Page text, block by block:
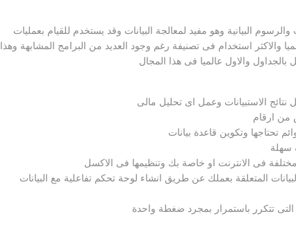
البيانية وهو مفيد لمعالجة البيانات وقد يستخدم للقيام بعمليات
والاكثر استخدام فى تصنيفة رغم وجود العديد من البرامج المشابهة وهذا
بالجداول والاول عالميا فى هذا المجال
الاستبيانات وعمل اى تحليل مالى
من ارقام
تحتاجها وتكوين قاعدة بيانات
سهلة
فى الانترنت او خاصة بك وتنظيمها فى الاكسل
المتعلقة بعملك عن طريق انشاء لوحة تحكم تفاعلية مع البيانات
التى تتكرر باستمرار بمجرد ضغطة واحدة